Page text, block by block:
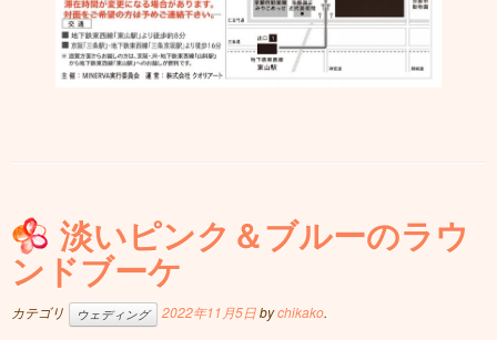
淡いピンク＆ブルーのラウ
ンドブーケ
カテゴリ ウェディング 2022年11月5日bychikako.